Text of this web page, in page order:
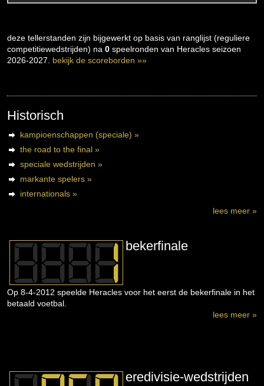
deze tellerstanden zijn bijgewerkt op basis van ranglijst (reguliere
competitiewedstrijden) na 0 speelronden van Heracles seizoen
2026-2027. bekijk de scoreborden »»
Historisch
kampioenschappen (speciale) »
the road to the final »
speciale wedstrijden »
markante spelers »
internationals »
lees meer »
bekerfinale
Op 8-4-2012 speelde Heracles voor het eerst de bekerfinale in het
betaald voetbal.
lees meer »
eredivisie-wedstrijden